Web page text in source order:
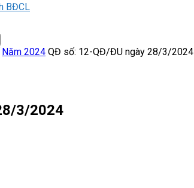
BĐCL
Năm 2024 QĐ số: 12-QĐ/ĐU ngày 28/3/2024
3/2024